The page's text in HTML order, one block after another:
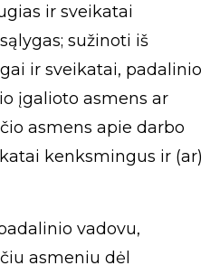
ir sveikatai
sužinoti iš
ir sveikatai, padalinio
įgalioto asmens ar
asmens apie darbo
kenksmingus ir (ar)
vadovu,
asmeniu dėl